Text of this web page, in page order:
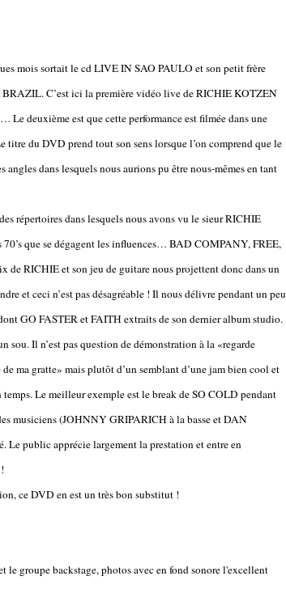
mois sortait le cd LIVE IN SAO PAULO et son petit frère
C’est ici la première vidéo live de RICHIE KOTZEN
Le deuxième est que cette performance est filmée dans une
du DVD prend tout son sens lorsque l’on comprend que le
angles dans lesquels nous aurions pu être nous-mêmes en tant
répertoires dans lesquels nous avons vu le sieur RICHIE
que se dégagent les influences… BAD COMPANY, FREE,
RICHIE et son jeu de guitare nous projettent donc dans un
et ceci n’est pas désagréable ! Il nous délivre pendant un peu
GO FASTER et FAITH extraits de son dernier album studio.
sou. Il n’est pas question de démonstration à la «regarde
ma gratte» mais plutôt d’un semblant d’une jam bien cool et
Le meilleur exemple est le break de SO COLD pendant
musiciens (JOHNNY GRIPARICH à la basse et DAN
Le public apprécie largement la prestation et entre en
ce DVD en est un très bon substitut !
groupe backstage, photos avec en fond sonore l'excellent